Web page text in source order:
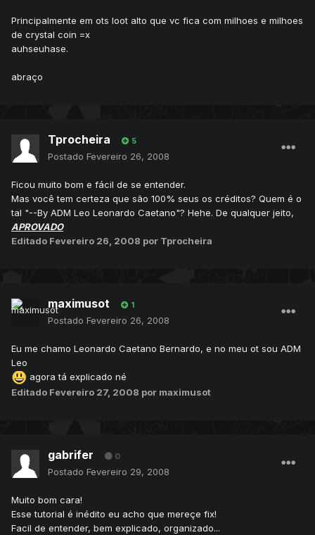
Principalmente em ots loot alto que vc fica com milhoes e milhoes
de crystal coin =x
auhseuhase.
abraço
Tprocheira 5
Postado Fevereiro 26, 2008
Ficou muito bom e fácil de se entender.
Mas você tem certeza que são 100% seus os créditos? Quem é o
tal "--By ADM Leo Leonardo Caetano"? Hehe. De qualquer jeito,
APROVADO
Editado Fevereiro 26, 2008 por Tprocheira
maximusot 1
Postado Fevereiro 26, 2008
Eu me chamo Leonardo Caetano Bernardo, e no meu ot sou ADM
Leo
agora tá explicado né
Editado Fevereiro 27, 2008 por maximusot
gabrifer 0
Postado Fevereiro 29, 2008
Muito bom cara!
Esse tutorial é inédito eu acho que mereçe fix!
Facil de entender, bem explicado, organizado...